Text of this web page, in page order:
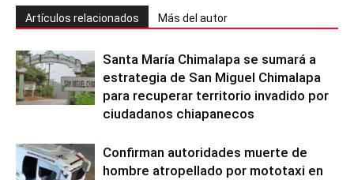
Artículos relacionados Más del autor
Santa María Chimalapa se sumará a
estrategia de San Miguel Chimalapa
para recuperar territorio invadido por
ciudadanos chiapanecos
Confirman autoridades muerte de
hombre atropellado por mototaxi en